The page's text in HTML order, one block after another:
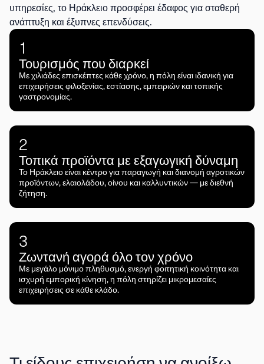
υπηρεσίες, το Ηράκλειο προσφέρει έδαφος για σταθερή
ανάπτυξη και έξυπνες επενδύσεις.
1
Τουρισμός που διαρκεί
Με χιλιάδες επισκέπτες κάθε χρόνο, η πόλη είναι ιδανική για
επιχειρήσεις φιλοξενίας, εστίασης, εμπειριών και τοπικής
γαστρονομίας.
2
Τοπικά προϊόντα με εξαγωγική δύναμη
Το Ηράκλειο είναι κέντρο για παραγωγή και διανομή αγροτικών
προϊόντων, ελαιολάδου, οίνου και καλλυντικών — με διεθνή
ζήτηση.
3
Ζωντανή αγορά όλο τον χρόνο
Με μεγάλο μόνιμο πληθυσμό, ενεργή φοιτητική κοινότητα και
ισχυρή εμπορική κίνηση, η πόλη στηρίζει μικρομεσαίες
επιχειρήσεις σε κάθε κλάδο.